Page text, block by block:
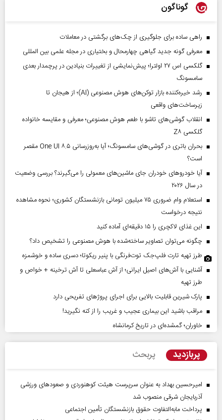
گوناگون
راهی ساده برای جلوگیری از چک‌های برگشتی در معاملات
معرفی گونه جدید گیاهی چهارمحال و بختیاری در مجله علمی بین المللی
گلکسی اس ۲۷ اولترا؛ پیش‌نمایشی از تغییرات بنیادین در پرچمدار بعدی
سامسونگ
رشد خیره‌کننده بازار توکن‌های هوش مصنوعی (AI)؛ از هیجان تا
زیرساخت‌های واقعی
انقلاب گوشی‌های تاشو‌ با طعم هوش مصنوعی؛ معرفی و مقایسه خانواده
گلکسی Z۸
بحران باتری در گوشی‌های سامسونگ؛ آیا به‌روزرسانی One UI ۸.۵ مقصر
است؟
آیا خودروهای خودران جای ماشین‌های معمولی را می‌گیرند؟ بررسی وضعیت
در سال ۲۰۲۶
استعلام وام ضروری ۷۵ میلیون تومانی بازنشستگان کشوری؛ نحوه مشاهده
نتیجه درخواست
این غذای لاکچری را ۱۵ دقیقه‌ای آماده کنید
چگونه می‌توان تصاویر ساخته‌شده با هوش مصنوعی را تشخیص داد؟
طرز تهیه تارت فلپ‌جک توت‌فرنگی با پنیر ریکوتا؛ دسری ساده و خوشمزه
آشنایی با آش‌های اصیل ایرانی؛ از آش عباسعلی تا آش ترخینه + خواص و
طرز تهیه
پارک شیرین قابلیت‌ بالایی برای اجرای پروژهای تفریحی دارد
مراقب باشید این بیماری عجیب و غریب را از کنه نگیرید!
خاوران؛ گمشده‌ای در تاریخ کرمانشاه
پربازدید پربحث
امیرحسین بهداد به عنوان سرپرست هیئت کوهنوردی و صعودهای ورزشی
آذربایجان شرقی منصوب شد
پرداخت مابه‌التفاوت حقوق بازنشستگان تأمین اجتماعی